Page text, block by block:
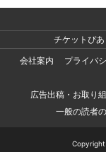
チケットぴあ
会社案内
プライバ
広告出稿・お取り
一般の読者
Copyright